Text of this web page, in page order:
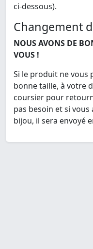
ci-dessous).
Changement
NOUS AVONS DE
VOUS !
Si le produit ne vous
bonne taille, à votre
coursier pour
pas besoin et si
bijou, il sera envoyé